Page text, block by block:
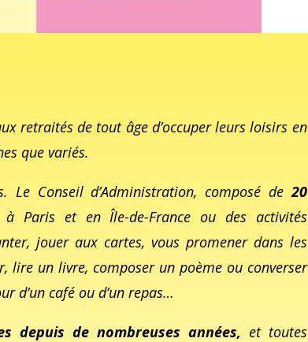
retraités de tout âge d’occuper leurs loisirs en
que variés.
Le Conseil d’Administration, composé de20
Paris et en Île-de-France ou des activités
jouer aux cartes, vous promener dans les
lire un livre, composer un poème ou converser
d’un café ou d’un repas…
depuis de nombreuses années, et toutes